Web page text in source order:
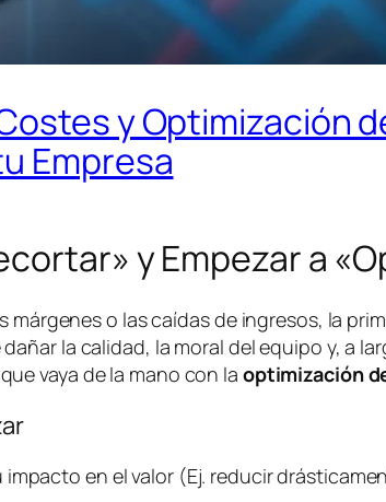
y Optimización
Empresa
y Empezar a
márgenes o las caídas de ingresos, la
la calidad, la moral del equipo y, a
que vaya de la mano con la optimización
impacto en el valor (Ej. reducir